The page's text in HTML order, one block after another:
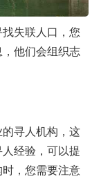
失联人口，您
他们会组织志
寻人机构，这
经验，可以提
，您需要注意